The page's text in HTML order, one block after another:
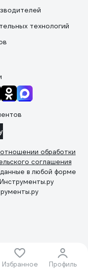
Избранное Профиль
технологий
обработки
соглашения
в любой форме